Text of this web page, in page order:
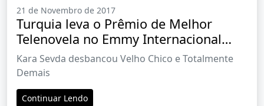
21 de Novembro de 2017
Turquia leva o Prêmio de Melhor
Telenovela no Emmy Internacional
2017
Kara Sevda desbancou Velho Chico e Totalmente
Demais
Continuar Lendo